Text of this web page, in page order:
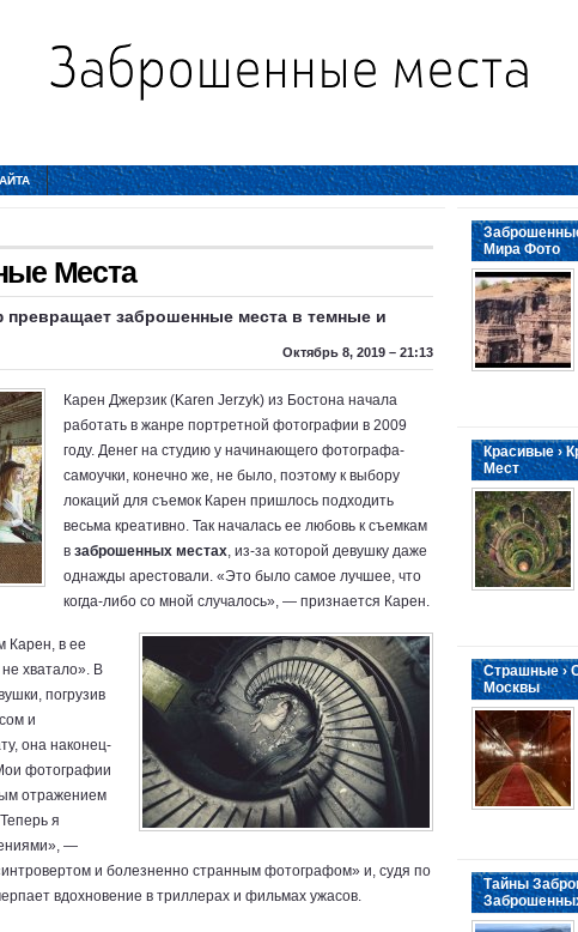
Места
заброшенные места в темные и
Октябрь 8, 2019 – 21:13
Карен Джерзик (Karen Jerzyk) из Бостона начала
работать в жанре портретной фотографии в 2009
году. Денег на студию у начинающего фотографа-
самоучки, конечно же, не было, поэтому к выбору
локаций для съемок Карен пришлось подходить
весьма креативно. Так началась ее любовь к съемкам
в заброшенных местах, из-за которой девушку даже
однажды арестовали. «Это было самое лучшее, что
когда-либо со мной случалось», — признается Карен.
Карен, в ее
хватало». В
погрузив
и
она наконец-
фотографии
отражением
я
—
и болезненно странным фотографом» и, судя по
вдохновение в триллерах и фильмах ужасов.
Мира Фото
Красивые ›
Мест
Страшные ›
Москвы
Тайны